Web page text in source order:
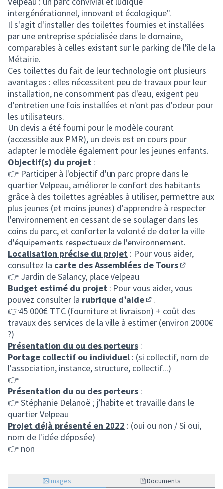
intergénérationnel, innovant et écologique".
Il s'agit d'installer des toilettes fournies et installées
par une entreprise spécialisée dans le domaine,
comparables à celles existant sur le parking de l'île de la
Métairie.
Ces toilettes du fait de leur technologie ont plusieurs
avantages : elles nécessitent peu de travaux pour leur
installation, ne consomment pas d'eau, exigent peu
d'entretien une fois installées et n'ont pas d'odeur pour
les utilisateurs.
Un devis a été fourni pour le modèle courant
(accessible aux PMR), un devis est en cours pour
adapter le modèle également pour les jeunes enfants.
Objectif(s) du projet :
👉 Participer à l'objectif d'un parc propre dans le
quartier Velpeau, améliorer le confort des habitants
grâce à des toilettes agréables à utiliser, permettre aux
plus jeunes (et moins jeunes) d'apprendre à respecter
l'environnement en cessant de se soulager dans les
coins du parc, et conforter la volonté de doter la ville
d'équipements respectueux de l'environnement.
Localisation précise du projet : Pour vous aider,
consultez la carte des Assemblées de Tours
👉 Jardin de Salancy, place Velpeau
Budget estimé du projet : Pour vous aider, vous
pouvez consulter la rubrique d’aide
(S'ouvre dans un
.
👉45 000€ TTC (fourniture et livraison) + coût des
travaux des services de la ville à estimer (environ 2000€
?)
Présentation du ou des porteurs :
Portage collectif ou individuel : (si collectif, nom de
l'association, instance, structure, collectif...)
👉
Présentation du ou des porteurs :
👉 Stéphanie Delanoë ; j’habite et travaille dans le
quartier Velpeau
Projet déjà présenté en 2022 : (oui ou non / Si oui,
nom de l'idée déposée)
👉 non
Images Documents